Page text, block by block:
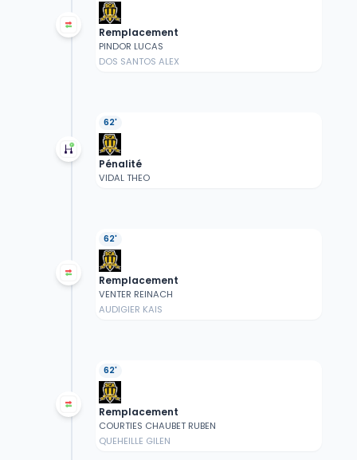
Remplacement
PINDOR LUCAS
DOS SANTOS ALEX
62'
Pénalité
VIDAL THEO
62'
Remplacement
VENTER REINACH
AUDIGIER KAIS
62'
Remplacement
COURTIES CHAUBET RUBEN
QUEHEILLE GILEN